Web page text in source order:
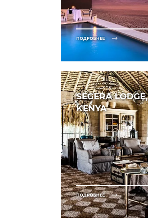
ПОДРОБНЕЕ
SEGERA LODGE,
KENYA
ПОДРОБНЕЕ